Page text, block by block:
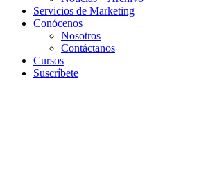
Servicios de Marketing
Conócenos
Nosotros
Contáctanos
Cursos
Suscríbete